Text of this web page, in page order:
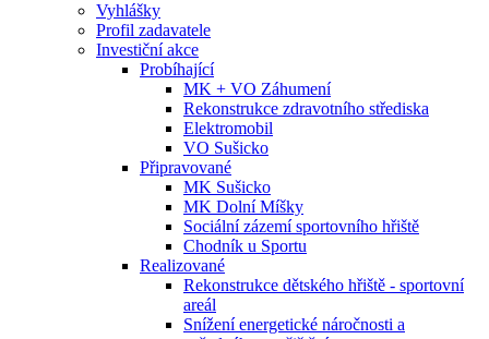
Vyhlášky
Profil zadavatele
Investiční akce
Probíhající
MK + VO Záhumení
Rekonstrukce zdravotního střediska
Elektromobil
VO Sušicko
Připravované
MK Sušicko
MK Dolní Míšky
Sociální zázemí sportovního hřiště
Chodník u Sportu
Realizované
Rekonstrukce dětského hřiště - sportovní
areál
Snížení energetické náročnosti a